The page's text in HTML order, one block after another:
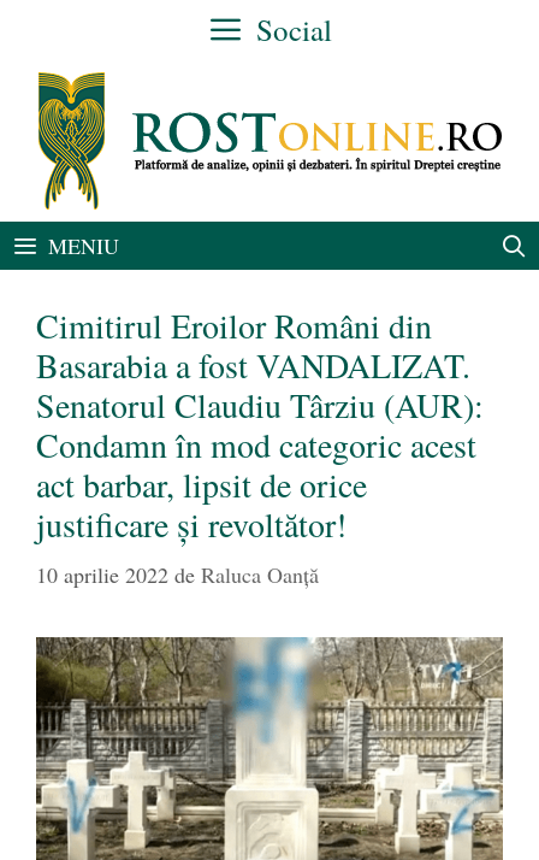
conținut
Social
MENIU
Cimitirul Eroilor Români din
Basarabia a fost VANDALIZAT.
Senatorul Claudiu Târziu (AUR):
Condamn în mod categoric acest
act barbar, lipsit de orice
justificare și revoltător!
10 aprilie 2022 de Raluca Oanță